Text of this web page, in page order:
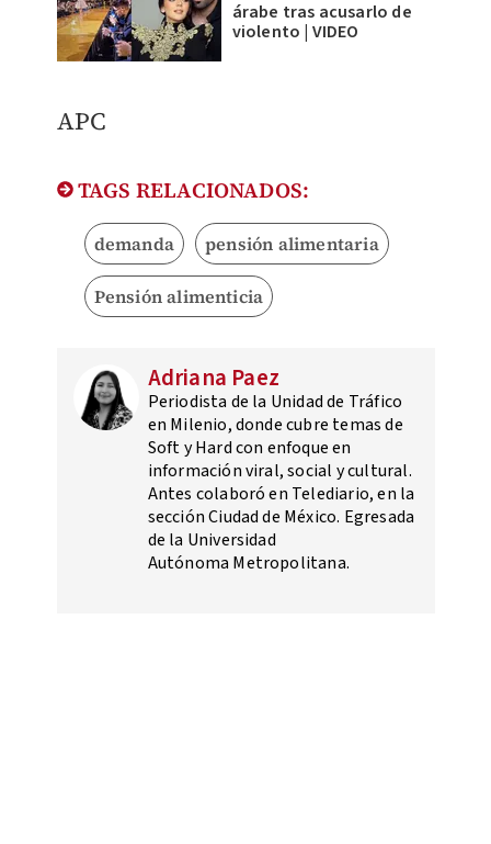
árabe tras acusarlo de
violento | VIDEO
APC
TAGS RELACIONADOS:
demanda pensión alimentaria
Pensión alimenticia
Adriana Paez
Periodista de la Unidad de Tráfico
en Milenio, donde cubre temas de
Soft y Hard con enfoque en
información viral, social y cultural.
Antes colaboró en Telediario, en la
sección Ciudad de México. Egresada
de la Universidad
Autónoma Metropolitana.